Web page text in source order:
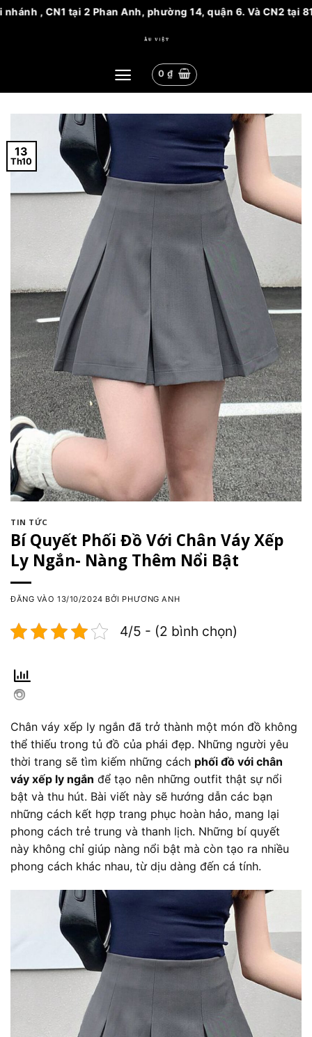
tại 2 Phan Anh, phường 14, quận 6. Và CN2 tại 81
0 ₫
13
Th10
TIN TỨC
Bí Quyết Phối Đồ Với Chân Váy Xếp
Ly Ngắn- Nàng Thêm Nổi Bật
ĐĂNG VÀO13/10/2024 BỞI PHƯƠNG ANH
4/5 - (2 bình chọn)
Chân váy xếp ly ngắn đã trở thành một món đồ không
thể thiếu trong tủ đồ của phái đẹp. Những người yêu
thời trang sẽ tìm kiếm những cách phối đồ với chân
váy xếp ly ngắn để tạo nên những outfit thật sự nổi
bật và thu hút. Bài viết này sẽ hướng dẫn các bạn
những cách kết hợp trang phục hoàn hảo, mang lại
phong cách trẻ trung và thanh lịch. Những bí quyết
này không chỉ giúp nàng nổi bật mà còn tạo ra nhiều
phong cách khác nhau, từ dịu dàng đến cá tính.